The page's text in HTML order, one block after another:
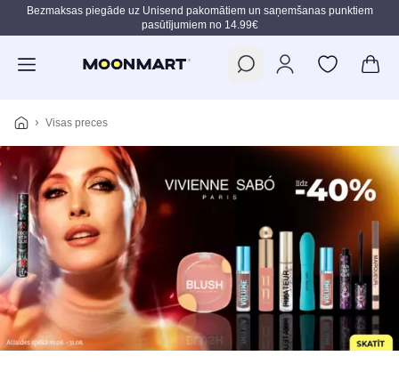
Pāriet uz galveno saturu
Bezmaksas piegāde uz Unisend pakomātiem un saņemšanas punktiem
pasūtījumiem no 14.99€
Visas preces